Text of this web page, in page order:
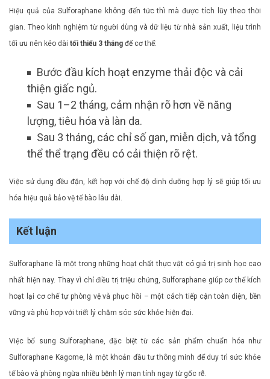
Hiệu quả của Sulforaphane không đến tức thì mà được tích lũy theo thời
gian. Theo kinh nghiệm từ người dùng và dữ liệu từ nhà sản xuất, liệu trình
tối ưu nên kéo dài tối thiểu 3 tháng để cơ thể:
Bước đầu kích hoạt enzyme thải độc và cải
thiện giấc ngủ.
Sau 1–2 tháng, cảm nhận rõ hơn về năng
lượng, tiêu hóa và làn da.
Sau 3 tháng, các chỉ số gan, miễn dịch, và tổng
thể thể trạng đều có cải thiện rõ rệt.
Việc sử dụng đều đặn, kết hợp với chế độ dinh dưỡng hợp lý sẽ giúp tối ưu
hóa hiệu quả bảo vệ tế bào lâu dài.
Kết luận
Sulforaphane là một trong những hoạt chất thực vật có giá trị sinh học cao
nhất hiện nay. Thay vì chỉ điều trị triệu chứng, Sulforaphane giúp cơ thể kích
hoạt lại cơ chế tự phòng vệ và phục hồi – một cách tiếp cận toàn diện, bền
vững và phù hợp với triết lý chăm sóc sức khỏe hiện đại.
Việc bổ sung Sulforaphane, đặc biệt từ các sản phẩm chuẩn hóa như
Sulforaphane Kagome, là một khoản đầu tư thông minh để duy trì sức khỏe
tế bào và phòng ngừa nhiều bệnh lý mạn tính ngay từ gốc rễ.